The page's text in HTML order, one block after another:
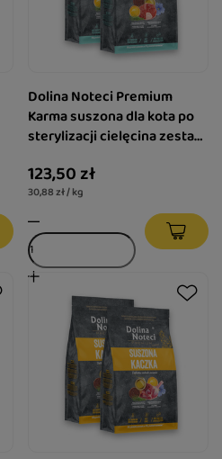
Dolina Noteci Premium
Karma suszona dla kota po
sterylizacji cielęcina zestaw
123,50 zł
30,88 zł / kg